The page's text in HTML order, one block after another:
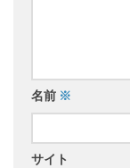
名前 ※
サイト